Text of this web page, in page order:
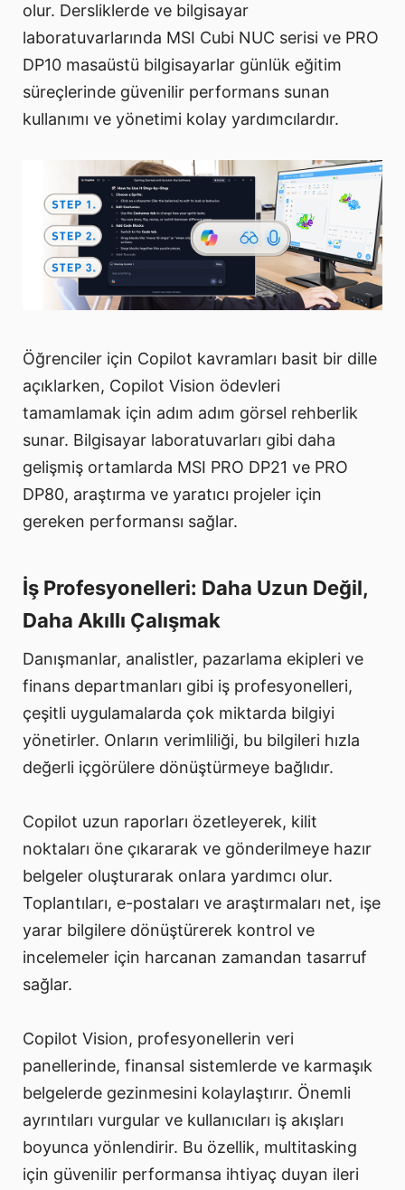
olur. Dersliklerde ve bilgisayar
laboratuvarlarında MSI Cubi NUC serisi ve PRO
DP10 masaüstü bilgisayarlar günlük eğitim
süreçlerinde güvenilir performans sunan
kullanımı ve yönetimi kolay yardımcılardır.
Öğrenciler için Copilot kavramları basit bir dille
açıklarken, Copilot Vision ödevleri
tamamlamak için adım adım görsel rehberlik
sunar. Bilgisayar laboratuvarları gibi daha
gelişmiş ortamlarda MSI PRO DP21 ve PRO
DP80, araştırma ve yaratıcı projeler için
gereken performansı sağlar.
İş Profesyonelleri: Daha Uzun Değil,
Daha Akıllı Çalışmak
Danışmanlar, analistler, pazarlama ekipleri ve
finans departmanları gibi iş profesyonelleri,
çeşitli uygulamalarda çok miktarda bilgiyi
yönetirler. Onların verimliliği, bu bilgileri hızla
değerli içgörülere dönüştürmeye bağlıdır.
Copilot uzun raporları özetleyerek, kilit
noktaları öne çıkararak ve gönderilmeye hazır
belgeler oluşturarak onlara yardımcı olur.
Toplantıları, e-postaları ve araştırmaları net, işe
yarar bilgilere dönüştürerek kontrol ve
incelemeler için harcanan zamandan tasarruf
sağlar.
Copilot Vision, profesyonellerin veri
panellerinde, finansal sistemlerde ve karmaşık
belgelerde gezinmesini kolaylaştırır. Önemli
ayrıntıları vurgular ve kullanıcıları iş akışları
boyunca yönlendirir. Bu özellik, multitasking
için güvenilir performansa ihtiyaç duyan ileri